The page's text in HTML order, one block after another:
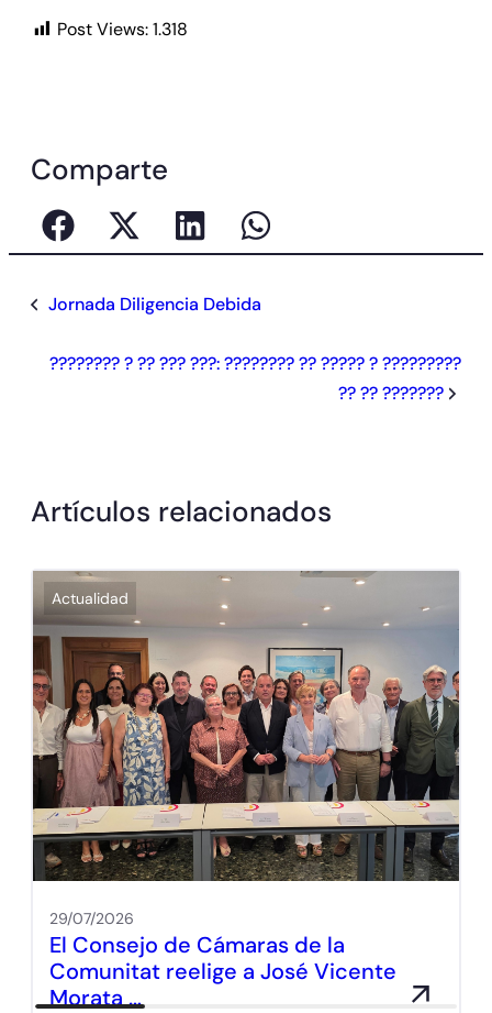
Post Views:1.318
Comparte
Jornada Diligencia Debida
???????? ? ?? ??? ???: ???????? ?? ????? ? ?????????
?? ?? ???????
Artículos relacionados
Actualidad
29/07/2026
El Consejo de Cámaras de la
Comunitat reelige a José Vicente
Morata …